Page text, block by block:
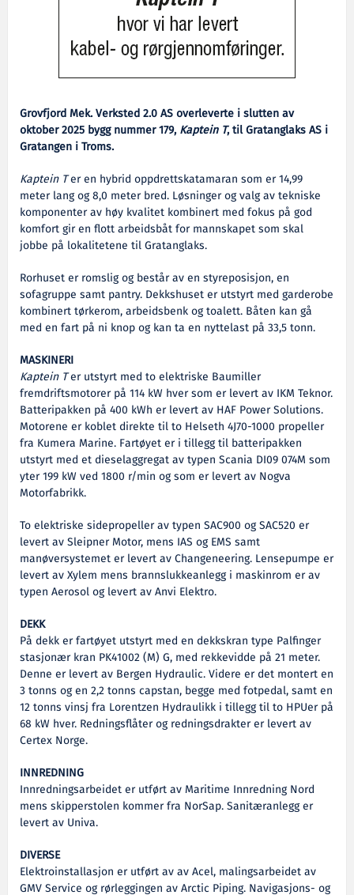
Grovfjord Mek. Verksted 2.0 AS overleverte i slutten av
oktober 2025 bygg nummer 179, Kaptein T, til Gratanglaks AS i
Gratangen i Troms.
Kaptein Ter en hybrid oppdrettskatamaran som er 14,99
meter lang og 8,0 meter bred. Løsninger og valg av tekniske
komponenter av høy kvalitet kombinert med fokus på god
komfort gir en flott arbeidsbåt for mannskapet som skal
jobbe på lokalitetene til Gratanglaks.
Rorhuset er romslig og består av en styreposisjon, en
sofagruppe samt pantry. Dekkshuset er utstyrt med garderobe
kombinert tørkerom, arbeidsbenk og toalett. Båten kan gå
med en fart på ni knop og kan ta en nyttelast på 33,5 tonn.
MASKINERI
Kaptein Ter utstyrt med to elektriske Baumiller
fremdriftsmotorer på 114 kW hver som er levert av IKM Teknor.
Batteripakken på 400 kWh er levert av HAF Power Solutions.
Motorene er koblet direkte til to Helseth 4J70-1000 propeller
fra Kumera Marine. Fartøyet er i tillegg til batteripakken
utstyrt med et dieselaggregat av typen Scania DI09 074M som
yter 199 kW ved 1800 r/min og som er levert av Nogva
Motorfabrikk.
To elektriske sidepropeller av typen SAC900 og SAC520 er
levert av Sleipner Motor, mens IAS og EMS samt
manøversystemet er levert av Changeneering. Lensepumpe er
levert av Xylem mens brannslukkeanlegg i maskinrom er av
typen Aerosol og levert av Anvi Elektro.
DEKK
På dekk er fartøyet utstyrt med en dekkskran type Palfinger
stasjonær kran PK41002 (M) G, med rekkevidde på 21 meter.
Denne er levert av Bergen Hydraulic. Videre er det montert en
3 tonns og en 2,2 tonns capstan, begge med fotpedal, samt en
12 tonns vinsj fra Lorentzen Hydraulikk i tillegg til to HPUer på
68 kW hver. Redningsflåter og redningsdrakter er levert av
Certex Norge.
INNREDNING
Innredningsarbeidet er utført av Maritime Innredning Nord
mens skipperstolen kommer fra NorSap. Sanitæranlegg er
levert av Univa.
DIVERSE
Elektroinstallasjon er utført av av Acel, malingsarbeidet av
GMV Service og rørleggingen av Arctic Piping. Navigasjons- og